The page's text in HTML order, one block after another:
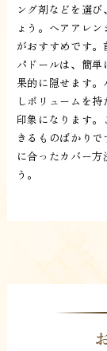
ング剤などを選
ょう。ヘアアレ
がおすすめです
パドールは、簡
果的に隠せます
しボリュームを
印象になります
きるものばかり
に合ったカバー
う。